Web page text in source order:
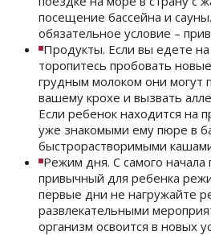
посещение бассейна и
обязательное условие –
Продукты. Если вы едете
торопитесь пробовать
грудным молоком они могут
вашему крохе и вызвать
Если ребенок находится на
уже знакомыми ему пюре в
быстрорастворимыми
Режим дня. С самого начала
привычный для ребенка
первые дни не нагружайте
развлекательными
организм освоится в новых